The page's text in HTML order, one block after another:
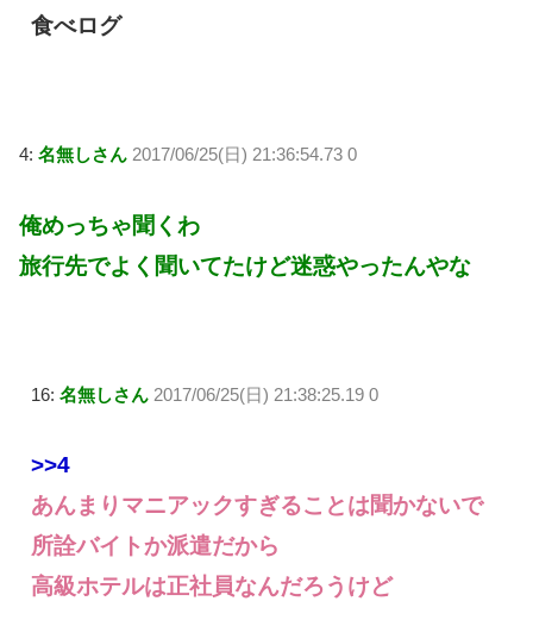
食べログ
4: 名無しさん 2017/06/25(日) 21:36:54.73 0
俺めっちゃ聞くわ
旅行先でよく聞いてたけど迷惑やったんやな
16: 名無しさん 2017/06/25(日) 21:38:25.19 0
>>4
あんまりマニアックすぎることは聞かないで
所詮バイトか派遣だから
高級ホテルは正社員なんだろうけど